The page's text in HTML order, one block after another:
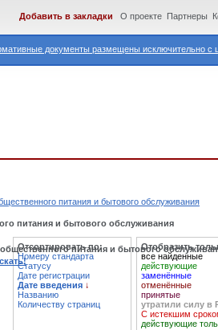
документы размещены исключительно с
Добавить в закладки О проекте Партнеры
питания и бытового обслуживания
питания и бытового обслуживания
питания и бытового
Отсортировать по:
Номеру стандарта
Статусу
Дате регистрации
Дате введения ↓
Названию
Количеству страниц
Отобразить
все найденные
действующие
заменённые
отменённые
принятые
утратили силу в
С истекшим
действующие